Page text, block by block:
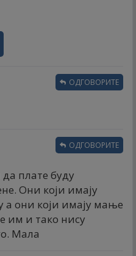
ОДГОВОРИТЕ
плате буду
Они који имају
они који имају мање
им и тако нису
Мала
ОДГОВОРИТЕ